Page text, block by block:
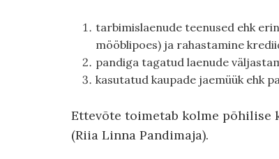
tarbimislaenude teenused ehk
mööblipoes) ja rahastamine
pandiga tagatud laenude
kasutatud kaupade jaemüük ehk
Ettevõte toimetab kolme põhilise
(Riia Linna Pandimaja).